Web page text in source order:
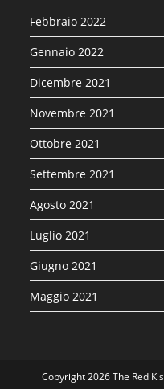
Febbraio 2022
Gennaio 2022
Dicembre 2021
Novembre 2021
Ottobre 2021
Settembre 2021
Agosto 2021
Luglio 2021
Giugno 2021
Maggio 2021
Copyright 2026 The Red